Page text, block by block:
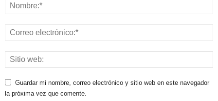
Guardar mi nombre, correo electrónico y sitio web en este navegador
la próxima vez que comente.